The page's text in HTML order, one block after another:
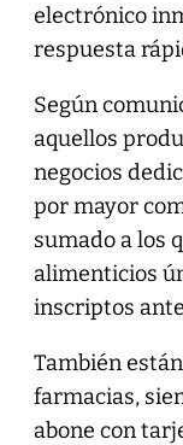
electrónico
respuesta
Según
aquellos
negocios
por mayor
sumado a los
alimenticios
inscriptos
También
farmacias,
abone con